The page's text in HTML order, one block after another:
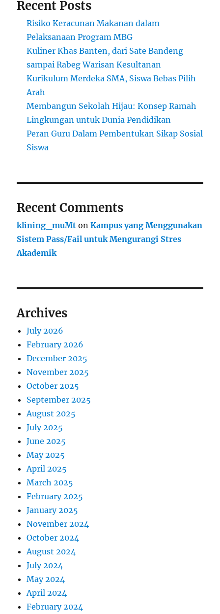
Recent Posts
Risiko Keracunan Makanan dalam
Pelaksanaan Program MBG
Kuliner Khas Banten, dari Sate Bandeng
sampai Rabeg Warisan Kesultanan
Kurikulum Merdeka SMA, Siswa Bebas Pilih
Arah
Membangun Sekolah Hijau: Konsep Ramah
Lingkungan untuk Dunia Pendidikan
Peran Guru Dalam Pembentukan Sikap Sosial
Siswa
Recent Comments
klining_muMt onKampus yang Menggunakan
Sistem Pass/Fail untuk Mengurangi Stres
Akademik
Archives
July 2026
February 2026
December 2025
November 2025
October 2025
September 2025
August 2025
July 2025
June 2025
May 2025
April 2025
March 2025
February 2025
January 2025
November 2024
October 2024
August 2024
July 2024
May 2024
April 2024
February 2024